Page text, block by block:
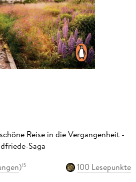
Reise in die Vergangenheit -
Saga
)15
100 Lesepunkte